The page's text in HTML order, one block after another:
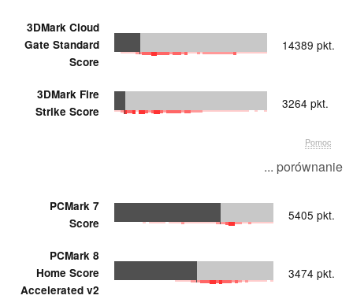
3DMark Cloud
Gate Standard
Score
14389 pkt.
3DMark Fire
Strike Score
3264 pkt.
Pomoc
... porównanie
PCMark 7
Score
5405 pkt.
PCMark 8
Home Score
Accelerated v2
3474 pkt.